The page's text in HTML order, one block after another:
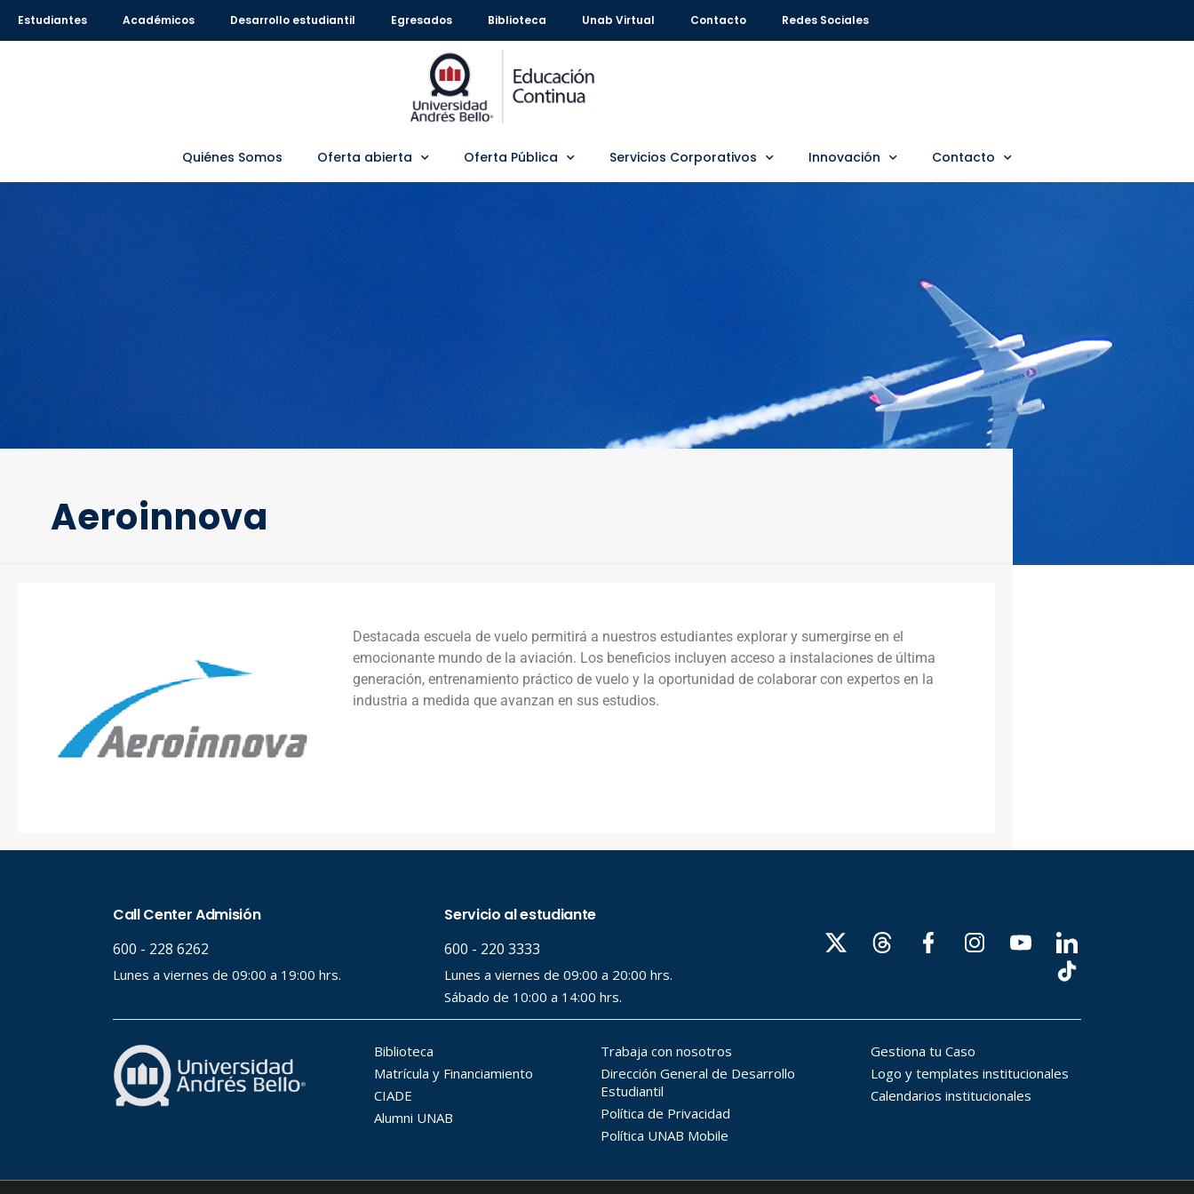
Estudiantes Académicos Desarrollo estudiantil Egresados Biblioteca Unab Virtual Contacto Redes Sociales
Quiénes Somos Oferta abierta Oferta Pública Servicios Corporativos Innovación Contacto
Aeroinnova
Destacada escuela de vuelo permitirá a nuestros estudiantes explorar y sumergirse en el
emocionante mundo de la aviación. Los beneficios incluyen acceso a instalaciones de última
generación, entrenamiento práctico de vuelo y la oportunidad de colaborar con expertos en la
industria a medida que avanzan en sus estudios.